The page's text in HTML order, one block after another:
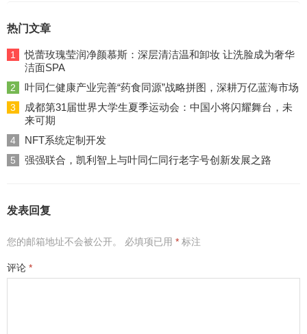
热门文章
1
悦蕾玫瑰莹润净颜慕斯：深层清洁温和卸妆 让洗脸成为奢华
洁面SPA
2 叶同仁健康产业完善“药食同源”战略拼图，深耕万亿蓝海市场
3
成都第31届世界大学生夏季运动会：中国小将闪耀舞台，未
来可期
4 NFT系统定制开发
5 强强联合，凯利智上与叶同仁同行老字号创新发展之路
发表回复
您的邮箱地址不会被公开。 必填项已用 * 标注
评论 *